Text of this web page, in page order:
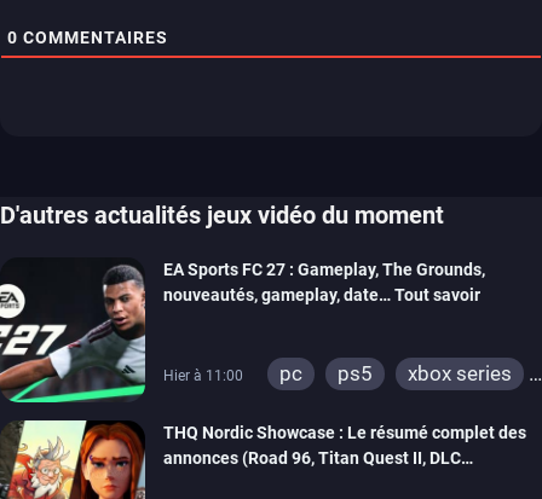
0 COMMENTAIRES
D'autres actualités jeux vidéo du moment
EA Sports FC 27 : Gameplay, The Grounds,
nouveautés, gameplay, date… Tout savoir
Hier à 11:00 pc ps5
xbox series
THQ Nordic Showcase : Le résumé complet des
annonces (Road 96, Titan Quest II, DLC